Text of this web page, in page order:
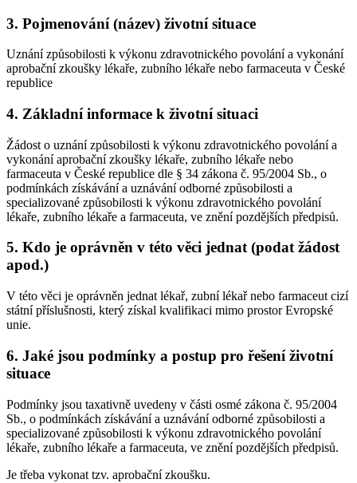
3. Pojmenování (název) životní situace
Uznání způsobilosti k výkonu zdravotnického povolání a vykonání
aprobační zkoušky lékaře, zubního lékaře nebo farmaceuta v České
republice
4. Základní informace k životní situaci
Žádost o uznání způsobilosti k výkonu zdravotnického povolání a
vykonání aprobační zkoušky lékaře, zubního lékaře nebo
farmaceuta v České republice dle § 34 zákona č. 95/2004 Sb., o
podmínkách získávání a uznávání odborné způsobilosti a
specializované způsobilosti k výkonu zdravotnického povolání
lékaře, zubního lékaře a farmaceuta, ve znění pozdějších předpisů.
5. Kdo je oprávněn v této věci jednat (podat žádost
apod.)
V této věci je oprávněn jednat lékař, zubní lékař nebo farmaceut cizí
státní příslušnosti, který získal kvalifikaci mimo prostor Evropské
unie.
6. Jaké jsou podmínky a postup pro řešení životní
situace
Podmínky jsou taxativně uvedeny v části osmé zákona č. 95/2004
Sb., o podmínkách získávání a uznávání odborné způsobilosti a
specializované způsobilosti k výkonu zdravotnického povolání
lékaře, zubního lékaře a farmaceuta, ve znění pozdějších předpisů.
Je třeba vykonat tzv. aprobační zkoušku.